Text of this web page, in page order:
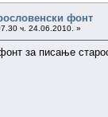
фонт
ч. 24.06.2010. »
за писање